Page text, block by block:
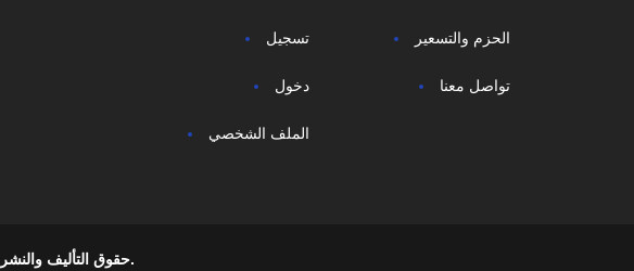
تسجيل
دخول
الملف الشخصي
الحزم والتسعير
تواصل معنا
حقوق التأليف والنشر 2025 -2025 © سهله اونلاين جميع الحقوق محفوظة.